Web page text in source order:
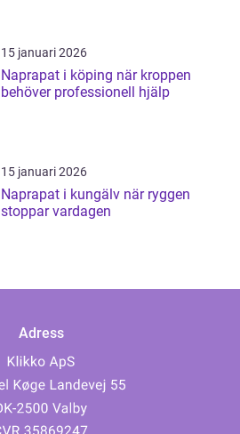
15 januari 2026
Naprapat i köping när kroppen
behöver professionell hjälp
15 januari 2026
Naprapat i kungälv när ryggen
stoppar vardagen
Adress